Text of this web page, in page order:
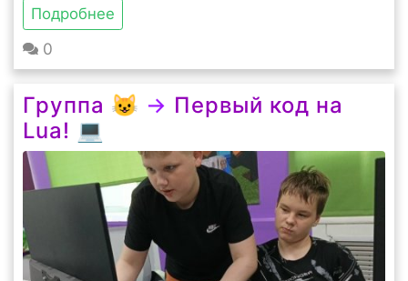
Подробнее
0
Группа 😺 → Первый код на
Lua! 💻